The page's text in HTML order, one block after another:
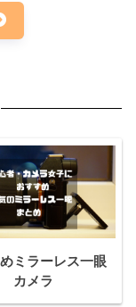
ミラーレス一眼
カメラ